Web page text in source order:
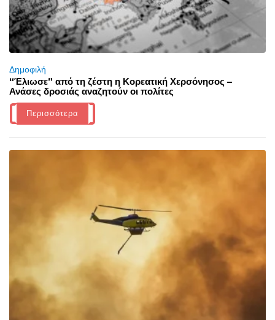
Δημοφιλή
“Έλιωσε” από τη ζέστη η Κορεατική Χερσόνησος –
Ανάσες δροσιάς αναζητούν οι πολίτες
Περισσότερα